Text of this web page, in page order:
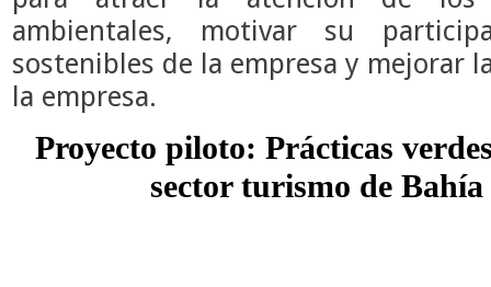
ambientales, motivar su
sostenibles de la empresa y mejorar
la empresa.
Proyecto piloto: Prácticas
sector turismo de